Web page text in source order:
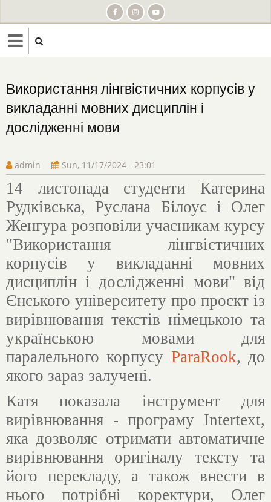
to
main
content
Використання лінгвістичних корпусів у
викладанні мовних дисциплін і
дослідженні мови
admin Sun, 11/17/2024 - 23:01
14 листопада студенти Катерина
Рудківська, Руслана Білоус і Олег
Женгура розповіли учасникам курсу
"Використання лінгвістичних
корпусів у викладанні мовних
дисциплін і дослідженні мови" від
Єнського університету про проєкт із
вирівнювання текстів німецькою та
українською мовами для
паралельного корпусу ParaRook, до
якого зараз залучені.
Катя показала інструмент для
вирівнювання - програму Intertext,
яка дозволяє отримати автоматичне
вирівнювання оригіналу тексту та
його перекладу, а також внести в
нього потрібні коректури, Олег